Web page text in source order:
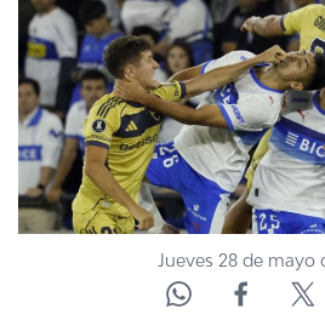
ACTUALIDAD Y TENDENCIAS
CORPORATIVO Y
CANAL DE DENUNCIAS
ÁREA DE PROYECTOS
Jueves 28 de mayo